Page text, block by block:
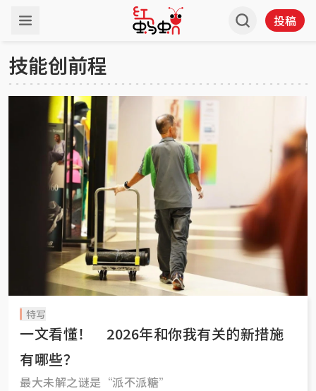
投稿
技能创前程
特写
一文看懂！ 2026年和你我有关的新措施
有哪些？
最大未解之谜是“派不派糖”